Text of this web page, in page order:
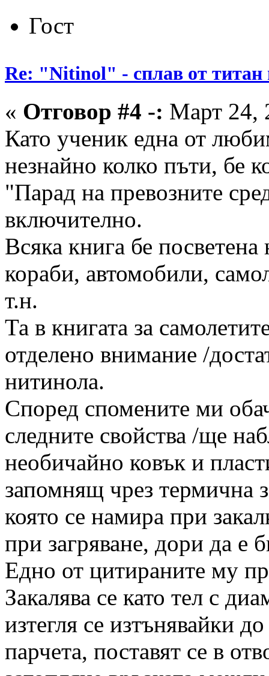
Гост
Re: "Nitinol" - сплав от титан
« Отговор #4 -: Март 24,
Като ученик една от
незнайно колко пъти, бе
"Парад на превозните
включително.
Всяка книга бе
кораби, автомобили,
т.н.
Та в книгата за
отделено внимание /
нитинола.
Според спомените ми
следните свойства /ще
необичайно ковък и
запомнящ чрез термична
която се намира при
при загряване, дори да е
Едно от цитираните му
Закалява се като тел с
изтегля се изтънявайки
парчета, поставят се в